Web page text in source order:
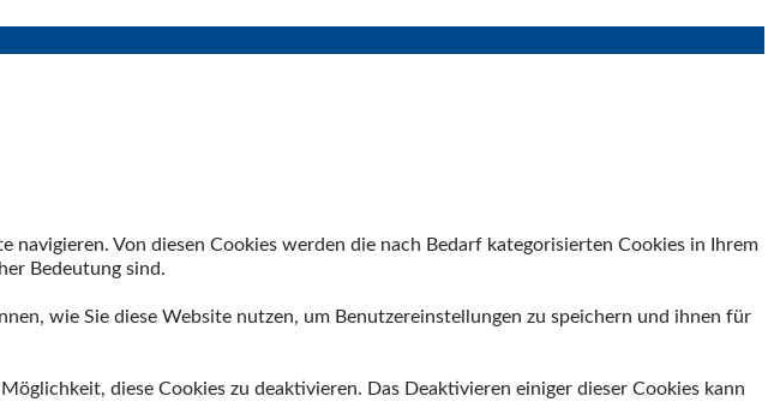
Von diesen Cookies werden die nach Bedarf kategorisierten Cookies in Ihrem
Bedeutung sind.
wie Sie diese Website nutzen, um Benutzereinstellungen zu speichern und ihnen für
diese Cookies zu deaktivieren. Das Deaktivieren einiger dieser Cookies kann